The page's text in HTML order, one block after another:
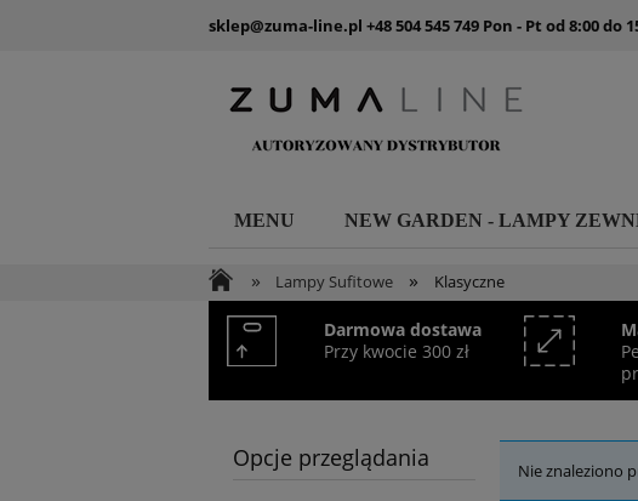
sklep@zuma-line.pl +48 504 545 749 Pon - Pt od 8:00 do
MENU NEW GARDEN - LAMPY
» Lampy Sufitowe » Klasyczne
Darmowa dostawa
Przy kwocie 300 zł
Opcje przeglądania Nie znaleziono